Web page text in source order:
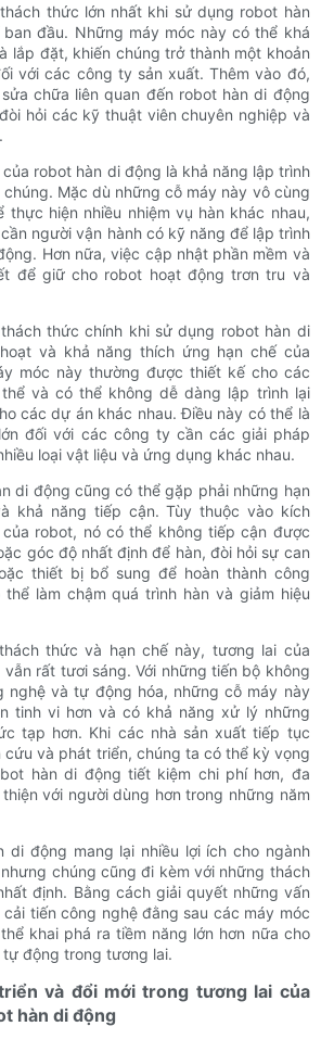
thức lớn nhất khi sử dụng robot hàn
đầu. Những máy móc này có thể khá
lắp đặt, khiến chúng trở thành một khoản
với các công ty sản xuất. Thêm vào đó,
chữa liên quan đến robot hàn di động
hỏi các kỹ thuật viên chuyên nghiệp và
robot hàn di động là khả năng lập trình
Mặc dù những cỗ máy này vô cùng
thực hiện nhiều nhiệm vụ hàn khác nhau,
người vận hành có kỹ năng để lập trình
Hơn nữa, việc cập nhật phần mềm và
để giữ cho robot hoạt động trơn tru và
thức chính khi sử dụng robot hàn di
và khả năng thích ứng hạn chế của
móc này thường được thiết kế cho các
và có thể không dễ dàng lập trình lại
các dự án khác nhau. Điều này có thể là
đối với các công ty cần các giải pháp
loại vật liệu và ứng dụng khác nhau.
di động cũng có thể gặp phải những hạn
khả năng tiếp cận. Tùy thuộc vào kích
robot, nó có thể không tiếp cận được
góc độ nhất định để hàn, đòi hỏi sự can
thiết bị bổ sung để hoàn thành công
làm chậm quá trình hàn và giảm hiệu
thức và hạn chế này, tương lai của
rất tươi sáng. Với những tiến bộ không
nghệ và tự động hóa, những cỗ máy này
tinh vi hơn và có khả năng xử lý những
tạp hơn. Khi các nhà sản xuất tiếp tục
cứu và phát triển, chúng ta có thể kỳ vọng
hàn di động tiết kiệm chi phí hơn, đa
với người dùng hơn trong những năm
di động mang lại nhiều lợi ích cho ngành
chúng cũng đi kèm với những thách
định. Bằng cách giải quyết những vấn
tiến công nghệ đằng sau các máy móc
khai phá ra tiềm năng lớn hơn nữa cho
động trong tương lai.
và đổi mới trong tương lai của
hàn di động